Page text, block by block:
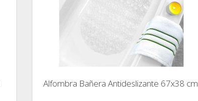
Alfombra Bañera Antideslizante 67x38 cm.